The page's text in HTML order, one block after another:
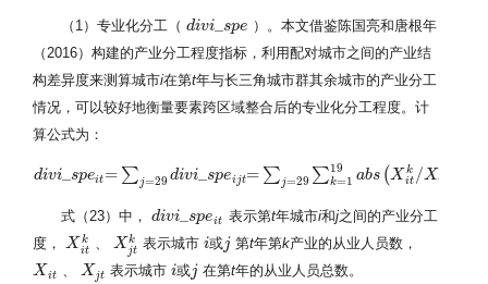
（1）专业化分工（divi spe
divi_spe
）。本文借鉴陈国亮和唐根年
（2016）构建的产业分工程度指标，利用配对城市之间的产业结
构差异度来测算城市i在第t年与长三角城市群其余城市的产业分工
情况，可以较好地衡量要素跨区域整合后的专业化分工程度。计
算公式为：
divi_ speit = ∑ j=29 divi speijt= ∑ j=29 ∑19
k=1 abs (X k
it /Xi
divi_speit=∑j= 29 d vi_ speijt=∑j=29∑k = 1 19 ab s( Xitk/ Xit−Xjtk/Xjt)
式（23）中， divi speit
divi_speit 表示第t年城市i和j之间的产业分工
度，
X k
it
Xitk 、 Xk
jt
Xjtk 表示城市 i或j
i或j 第t年第k产业的从业人员数，
X it
Xit 、 X jt
Xjt 表示城市 i或j
i或j 在第t年的从业人员总数。